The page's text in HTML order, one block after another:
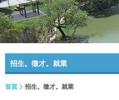
招生。徵才。就業
首頁 招生。徵才。就業